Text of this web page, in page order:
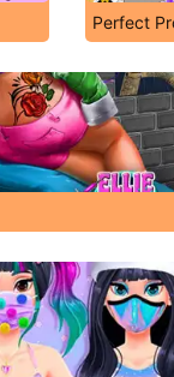
Perfect